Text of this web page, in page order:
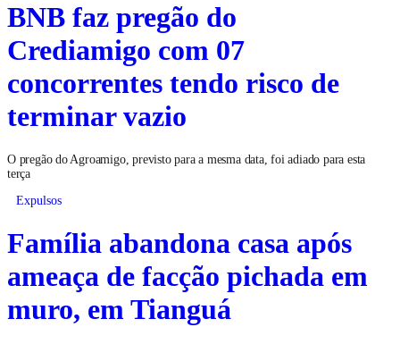
BNB faz pregão do
Crediamigo com 07
concorrentes tendo risco de
terminar vazio
O pregão do Agroamigo, previsto para a mesma data, foi adiado para esta
terça
Expulsos
Família abandona casa após
ameaça de facção pichada em
muro, em Tianguá